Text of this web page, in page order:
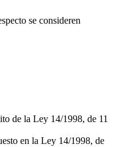
se consideren
de la Ley 14/1998, de 11
en la Ley 14/1998, de